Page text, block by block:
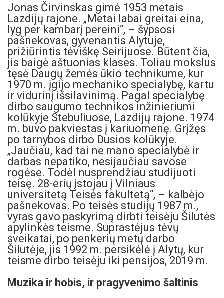
Jonas Čirvinskas gimė 1953 metais
Lazdijų rajone. „Metai labai greitai eina,
lyg per kambarį pereini“, – šypsosi
pašnekovas, gyvenantis Alytuje,
prižiūrintis tėviškę Seirijuose. Būtent čia,
jis baigė aštuonias klases. Toliau mokslus
tęsė Daugų žemės ūkio technikume, kur
1970 m. įgijo mechaniko specialybę, kartu
ir vidurinį išsilavinimą. Pagal specialybę
dirbo saugumo technikos inžinieriumi
kolūkyje Stebuliuose, Lazdijų rajone. 1974
m. buvo pakviestas į kariuomenę. Grįžęs
po tarnybos dirbo Dusios kolūkyje.
„Jaučiau, kad tai ne mano specialybė ir
darbas nepatiko, nesijaučiau savose
rogėse. Todėl nusprendžiau studijuoti
teisę. 28-erių įstojau į Vilniaus
universitetą Teisės fakultetą“, – kalbėjo
pašnekovas. Po teisės studijų 1987 m.,
vyras gavo paskyrimą dirbti teisėju Šilutės
apylinkės teisme. Suprastėjus tėvų
sveikatai, po penkerių metų darbo
Šilutėje, jis 1992 m. persikėlė į Alytų, kur
teisme dirbo teisėju iki pensijos, 2019 m.
Muzika ir hobis, ir pragyvenimo šaltinis